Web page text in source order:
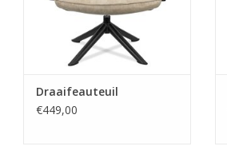
Draaifeauteuil
€449,00